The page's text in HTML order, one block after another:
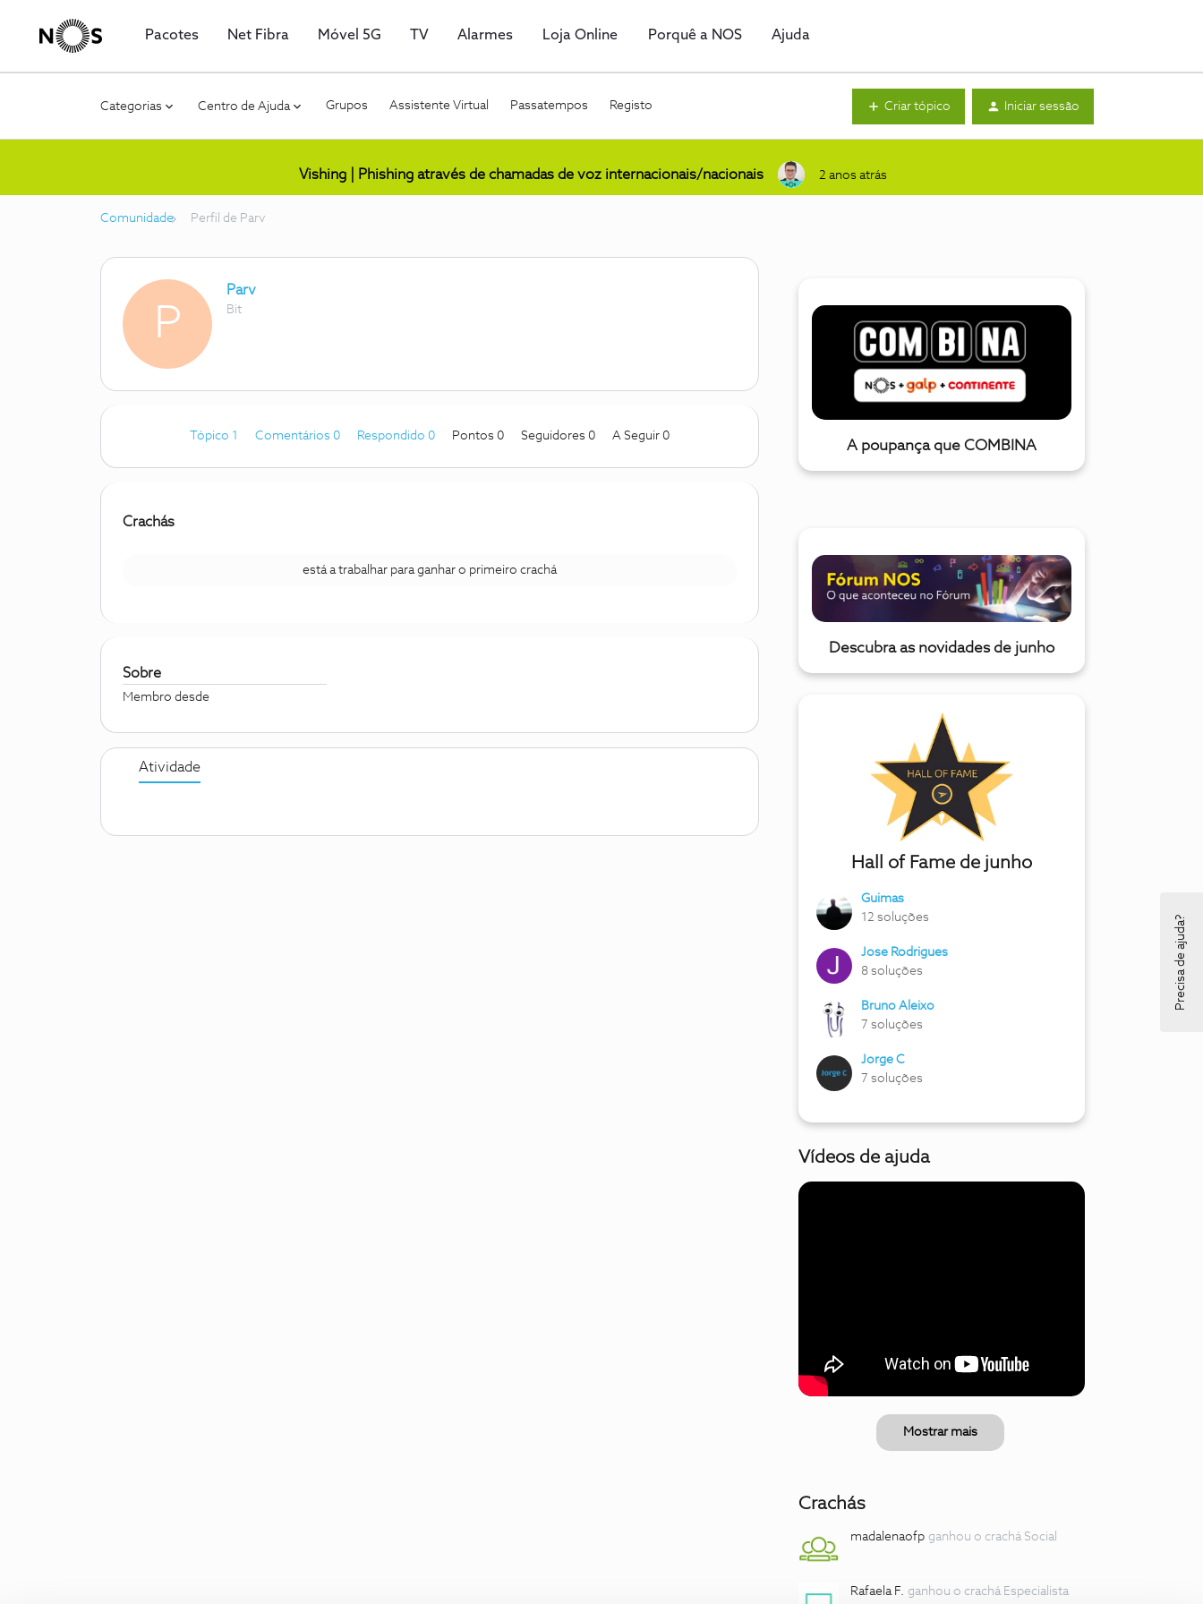
Pacotes Net Fibra Móvel 5G TV Alarmes Loja Online Porquê a NOS Ajuda
Categorias Centro de Ajuda Grupos Assistente Virtual Passatempos Registo Criar tópico Iniciar sessão
Vishing | Phishing através de chamadas de voz internacionais/nacionais 2 anos atrás
Comunidade Perfil de Parv
P
Parv
Bit
Tópico 1 Comentários 0 Respondido 0 Pontos 0 Seguidores 0 A Seguir 0
Crachás
está a trabalhar para ganhar o primeiro crachá
Sobre
Membro desde
Atividade
A poupança que COMBINA
Descubra as novidades de junho
Hall of Fame de junho
Guimas
12 soluções
Jose Rodrigues
8 soluções
Bruno Aleixo
7 soluções
Jorge C
7 soluções
Vídeos de ajuda
Mostrar mais
Crachás
madalenaofp ganhou o crachá Social
Rafaela F. ganhou o crachá Especialista
Precisa de ajuda?